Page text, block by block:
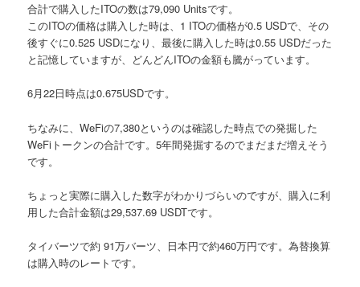
合計で購入したITOの数は79,090 Unitsです。
このITOの価格は購入した時は、1 ITOの価格が0.5 USDで、その
後すぐに0.525 USDになり、最後に購入した時は0.55 USDだった
と記憶していますが、どんどんITOの金額も騰がっています。
6月22日時点は0.675USDです。
ちなみに、WeFiの7,380というのは確認した時点での発掘した
WeFiトークンの合計です。5年間発掘するのでまだまだ増えそう
です。
ちょっと実際に購入した数字がわかりづらいのですが、購入に利
用した合計金額は29,537.69 USDTです。
タイバーツで約 91万バーツ、日本円で約460万円です。為替換算
は購入時のレートです。